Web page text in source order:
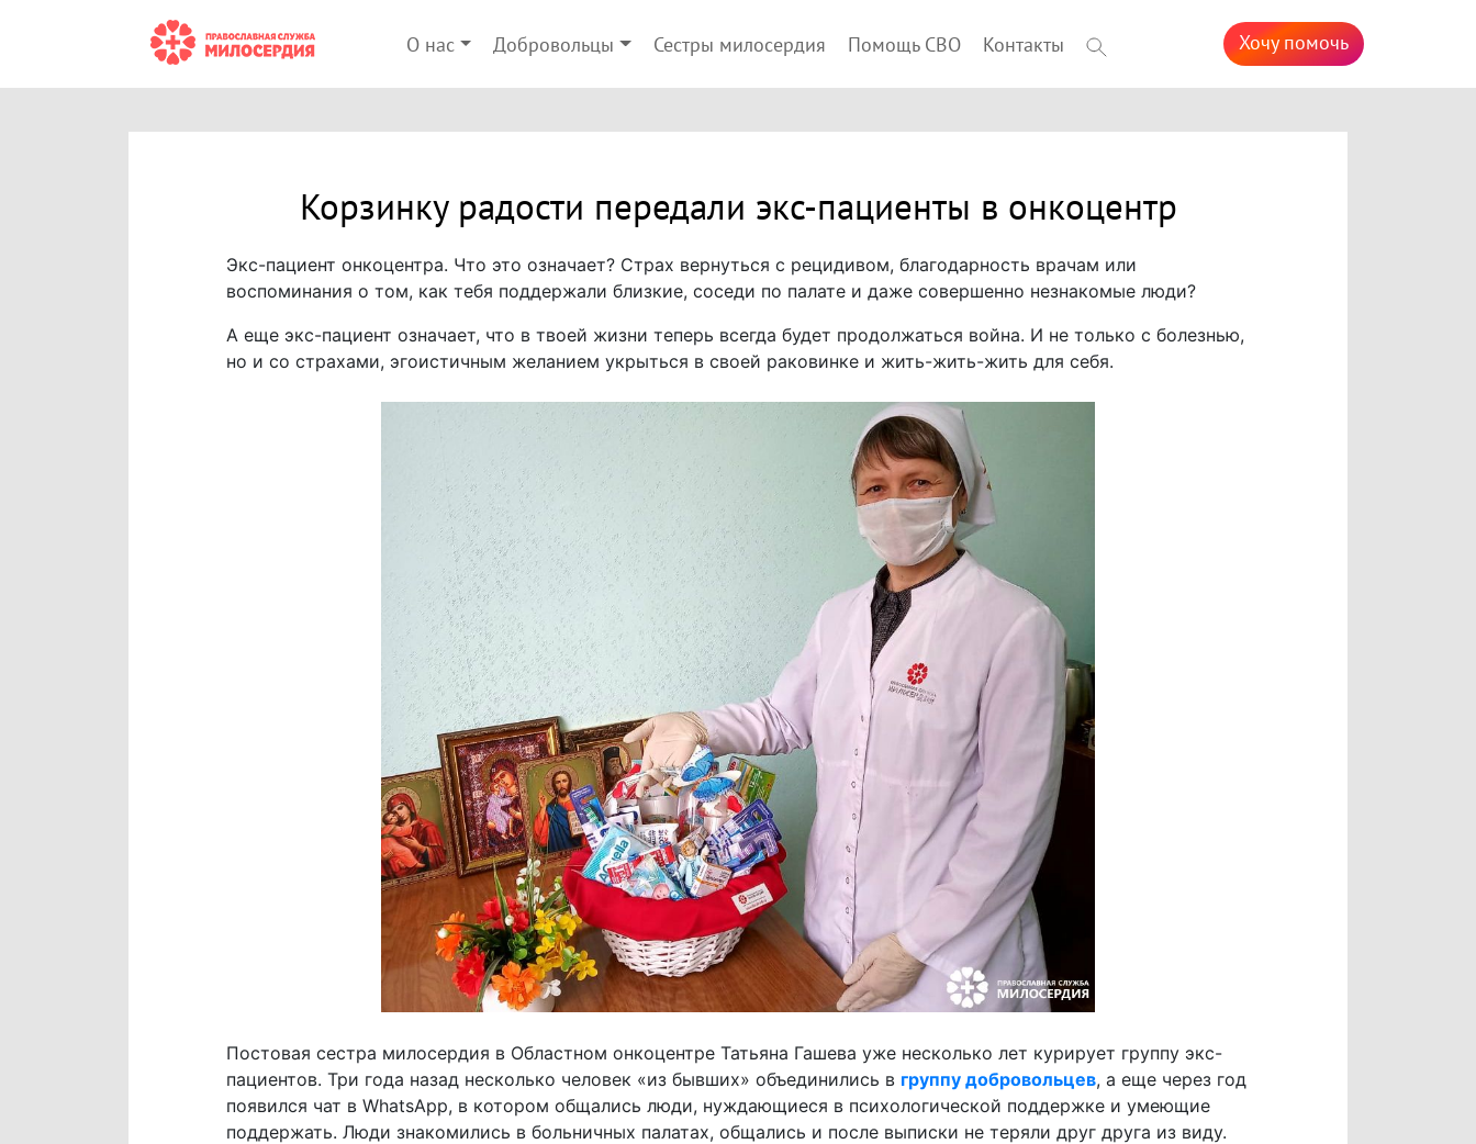
О нас Добровольцы Сестры милосердия Помощь СВО Контакты Хочу помочь
Корзинку радости передали экс-пациенты в онкоцентр
Экс-пациент онкоцентра. Что это означает? Страх вернуться с рецидивом, благодарность врачам или
воспоминания о том, как тебя поддержали близкие, соседи по палате и даже совершенно незнакомые люди?
А еще экс-пациент означает, что в твоей жизни теперь всегда будет продолжаться война. И не только с болезнью,
но и со страхами, эгоистичным желанием укрыться в своей раковинке и жить-жить-жить для себя.
Постовая сестра милосердия в Областном онкоцентре Татьяна Гашева уже несколько лет курирует группу экс-
пациентов. Три года назад несколько человек «из бывших» объединились в группу добровольцев, а еще через год
появился чат в WhatsApp, в котором общались люди, нуждающиеся в психологической поддержке и умеющие
поддержать. Люди знакомились в больничных палатах, общались и после выписки не теряли друг друга из виду.